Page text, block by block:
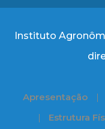
Instituto
Apresentação
Estrutura